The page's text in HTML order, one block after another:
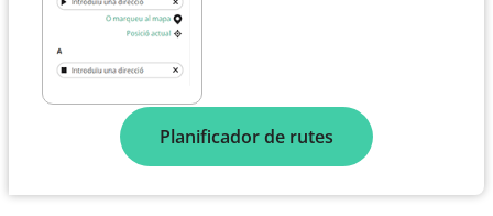
Planificador de rutes